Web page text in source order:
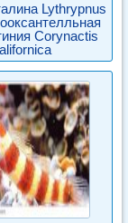
Lythrypnus
Corynactis